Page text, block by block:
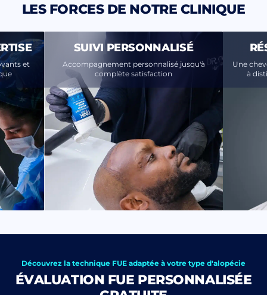
LES FORCES DE NOTRE CLINIQUE
et
SUIVI PERSONNALISÉ
Accompagnement personnalisé jusqu'à
complète satisfaction
Une
à
Découvrez la technique FUE adaptée à votre type d'alopécie
ÉVALUATION FUE PERSONNALISÉE